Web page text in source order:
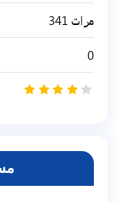
341 مرات
0